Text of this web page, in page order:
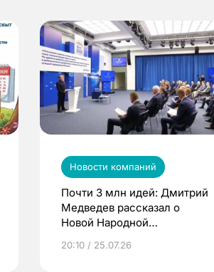
Новости компаний
Почти 3 млн идей: Дмитрий
Медведев рассказал о
Новой Народной
20:10 / 25.07.26